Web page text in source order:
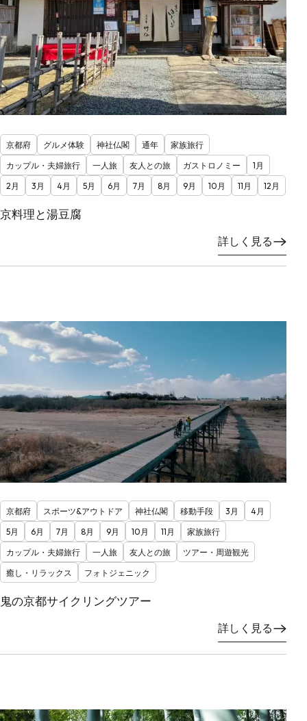
京都府 グルメ体験 神社仏閣 通年
家族旅行
カップル・夫婦旅行
一人旅 友人との旅 ガストロノミー
1月
2月
3月 4月 5月 6月 7月 8月 9月 10月 11月 12月
京料理と湯豆腐
詳しく見る
京都府 スポーツ&アウトドア 神社仏閣 移動手段 3月
4月
5月
6月 7月 8月 9月 10月 11月
家族旅行
カップル・夫婦旅行
一人旅 友人との旅
ツアー・周遊観光
癒し・リラックス
フォトジェニック
鬼の京都サイクリングツアー
詳しく見る